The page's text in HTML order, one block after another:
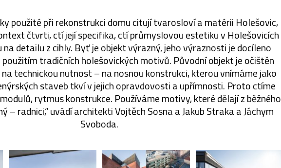
použité při rekonstrukci domu citují tvarosloví a matérii Holešovic,
čtvrti, ctí její specifika, ctí průmyslovou estetiku v Holešovicích
detailu z cihly. Byť je objekt výrazný, jeho výraznosti je docíleno
tradičních holešovických motivů. Původní objekt je očištěn
technickou nutnost – na nosnou konstrukci, kterou vnímáme jako
staveb tkví v jejich opravdovosti a upřímnosti. Proto ctíme
rytmus konstrukce. Používáme motivy, které dělají z běžného
– radnici,“ uvádí architekti Vojtěch Sosna a Jakub Straka a Jáchym
Svoboda.